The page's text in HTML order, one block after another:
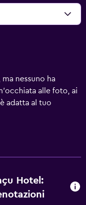
nessuno ha
alle foto, ai
adatta al tuo
Hotel: